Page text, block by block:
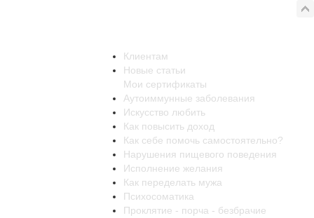
Клиентам
Новые статьи
Мои сертификаты
Аутоиммунные заболевания
Искусство любить
Как повысить доход
Как себе помочь самостоятельно?
Нарушения пищевого поведения
Исполнение желания
Как переделать мужа
Психосоматика
Проклятие - порча - безбрачие